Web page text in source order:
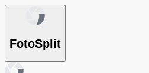
FotoSplit